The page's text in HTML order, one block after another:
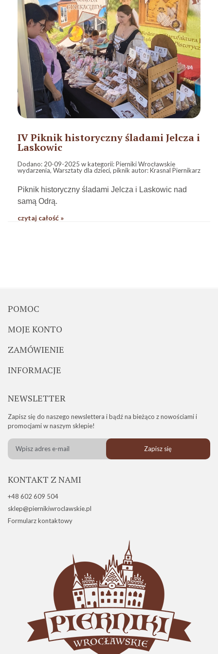
IV Piknik historyczny śladami Jelcza i
Laskowic
Dodano: 20-09-2025 w kategorii:Pierniki Wrocławskie
wydarzenia, Warsztaty dla dzieci, piknik autor:Krasnal Piernikarz
Piknik historyczny śladami Jelcza i Laskowic nad
samą Odrą.
czytaj całość »
POMOC
MOJE KONTO
ZAMÓWIENIE
INFORMACJE
NEWSLETTER
Zapisz się do naszego newslettera i bądź na bieżąco z nowościami i
promocjami w naszym sklepie!
Zapisz się
KONTAKT Z NAMI
+48 602 609 504
sklep@piernikiwroclawskie.pl
Formularz kontaktowy